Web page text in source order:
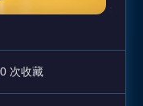
0 次收藏